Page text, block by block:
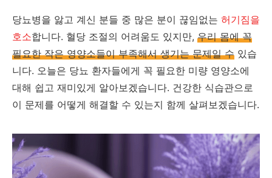
당뇨병을 앓고 계신 분들 중 많은 분이 끊임없는 허기짐을
호소합니다. 혈당 조절의 어려움도 있지만, 우리 몸에 꼭
필요한 작은 영양소들이 부족해서 생기는 문제일 수 있습
니다. 오늘은 당뇨 환자들에게 꼭 필요한 미량 영양소에
대해 쉽고 재미있게 알아보겠습니다. 건강한 식습관으로
이 문제를 어떻게 해결할 수 있는지 함께 살펴보겠습니다.